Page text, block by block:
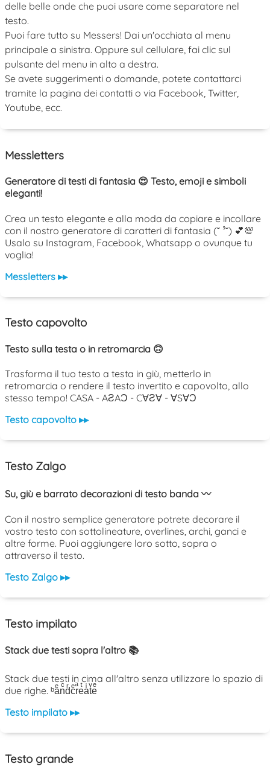
delle belle onde che puoi usare come separatore nel
testo.
Puoi fare tutto su Messers! Dai un'occhiata al menu
principale a sinistra. Oppure sul cellulare, fai clic sul
pulsante del menu in alto a destra.
Se avete suggerimenti o domande, potete contattarci
tramite la pagina dei contatti o via Facebook, Twitter,
Youtube, ecc.
Messletters
Generatore di testi di fantasia 😍 Testo, emoji e simboli
eleganti!
Crea un testo elegante e alla moda da copiare e incollare
con il nostro generatore di caratteri di fantasia (˘ ³˘) 💕💯
Usalo su Instagram, Facebook, Whatsapp o ovunque tu
voglia!
Messletters ▸▸
Testo capovolto
Testo sulla testa o in retromarcia 🙃
Trasforma il tuo testo a testa in giù, metterlo in
retromarcia o rendere il testo invertito e capovolto, allo
stesso tempo! CASA - AƧAƆ - C∀Ƨ∀ - ∀S∀Ɔ
Testo capovolto ▸▸
Testo Zalgo
Su, giù e barrato decorazioni di testo banda 〰️
Con il nostro semplice generatore potrete decorare il
vostro testo con sottolineature, overlines, archi, ganci e
altre forme. Puoi aggiungere loro sotto, sopra o
attraverso il testo.
Testo Zalgo ▸▸
Testo impilato
Stack due testi sopra l'altro 📚
Stack due testi in cima all'altro senza utilizzare lo spazio di
due righe. ᵇaͤnͨdͬcͤrͣeͭaͥtͮeͤ
Testo impilato ▸▸
Testo grande